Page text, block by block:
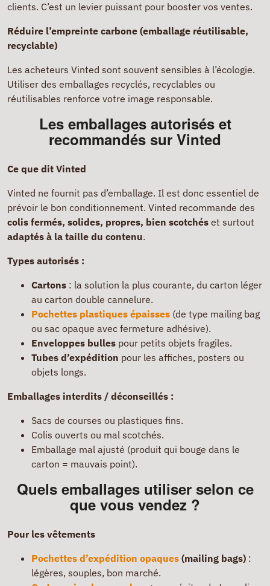
clients. C’est un levier puissant pour booster vos ventes.
Réduire l’empreinte carbone (emballage réutilisable,
recyclable)
Les acheteurs Vinted sont souvent sensibles à l’écologie.
Utiliser des emballages recyclés, recyclables ou
réutilisables renforce votre image responsable.
Les emballages autorisés et
recommandés sur Vinted
Ce que dit Vinted
Vinted ne fournit pas d’emballage. Il est donc essentiel de
prévoir le bon conditionnement. Vinted recommande des
colis fermés, solides, propres, bien scotchés et surtout
adaptés à la taille du contenu.
Types autorisés :
Cartons : la solution la plus courante, du carton léger
au carton double cannelure.
Pochettes plastiques épaisses (de type mailing bag
ou sac opaque avec fermeture adhésive).
Enveloppes bulles pour petits objets fragiles.
Tubes d’expédition pour les affiches, posters ou
objets longs.
Emballages interdits / déconseillés :
Sacs de courses ou plastiques fins.
Colis ouverts ou mal scotchés.
Emballage mal ajusté (produit qui bouge dans le
carton = mauvais point).
Quels emballages utiliser selon ce
que vous vendez ?
Pour les vêtements
Pochettes d’expédition opaques (mailing bags) :
légères, souples, bon marché.